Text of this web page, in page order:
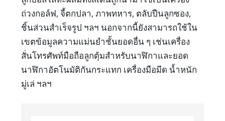
ถ่วงกอล์ฟ, จี้ตกปลา, ภาพทหาร, ตลับปืนลูกซอง,
ชิ้นส่วนสำเร็จรูป ฯลฯ นอกจากนี้ยังสามารถใช้ใน
เขตข้อมูลความแม่นยำชั้นยอดอื่น ๆ เช่นเครื่อง
สั่นโทรศัพท์มือถือลูกตุ้มสำหรับนาฬิกาและยอด
นาฬิกาอัตโนมัติกันกระแทก เครื่องมือมีด น้ำหนัก
มู่เล่ ฯลฯ